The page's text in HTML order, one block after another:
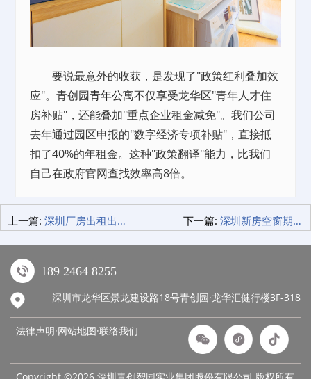
要说最意外的收获，是发现了"政策红利叠加效
应"。青创园青年公寓不仅享受龙华区"青年人才住
房补贴"，还能叠加"重点企业租金减免"。我们公司
去年通过园区申报的"数字经济专项补贴"，直接抵
扣了40%的年租金。这种"政策翻译"能力，比我们
自己在政府官网查找效率高8倍。
上一篇: 深圳厂房出租出租暗战：中介打死不说3个真相，省成本靠它们！ 下一篇: 深圳新房空窗期血泪史！龙岗这3家家具城，硬生生救活了我的钱包！
189 2464 8255
深圳市龙华区景龙建设路18号青创园·龙华汇健行楼3F-318
法律声明·网站地图·联络我们
Copyright ©2026 深圳青创智园实业集团股份有限公司 版权所有